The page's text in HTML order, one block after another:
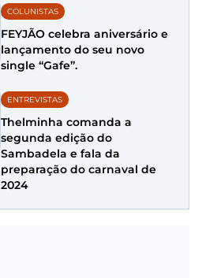
COLUNISTAS
FEYJÃO celebra aniversário e
lançamento do seu novo
single “Gafe”.
ENTREVISTAS
Thelminha comanda a
segunda edição do
Sambadela e fala da
preparação do carnaval de
2024